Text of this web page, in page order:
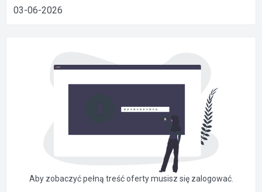
03-06-2026
Aby zobaczyć pełną treść oferty musisz się zalogować.